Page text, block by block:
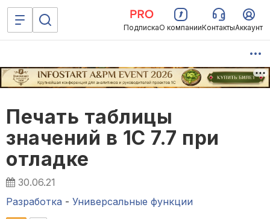
ПодпискаО компанииКонтактыАккаунт
Печать таблицы
значений в 1С 7.7 при
отладке
30.06.21
Разработка - Универсальные функции